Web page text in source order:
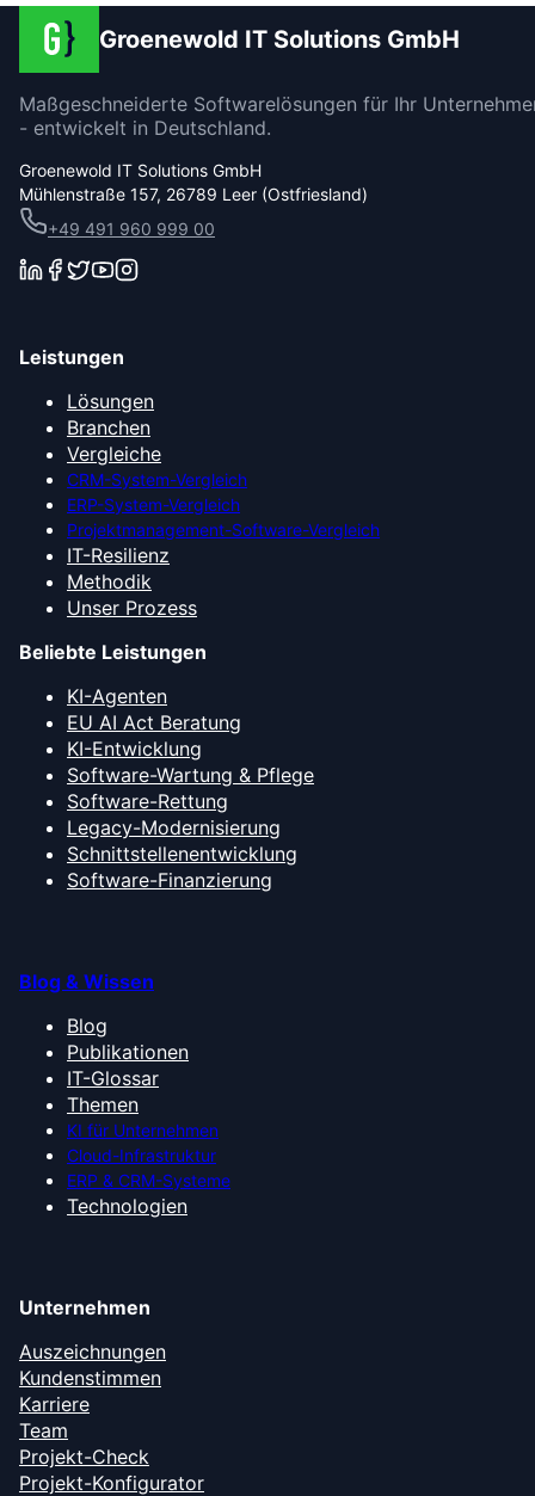
Groenewold IT Solutions GmbH
Maßgeschneiderte Softwarelösungen für Ihr
- entwickelt in Deutschland.
Groenewold IT Solutions GmbH
Mühlenstraße 157, 26789 Leer (Ostfriesland)
+49 491 960 999 00
Leistungen
Lösungen
Branchen
Vergleiche
CRM-System-Vergleich
ERP-System-Vergleich
Projektmanagement-Software-Vergleich
IT-Resilienz
Methodik
Unser Prozess
Beliebte Leistungen
KI-Agenten
EU AI Act Beratung
KI-Entwicklung
Software-Wartung & Pflege
Software-Rettung
Legacy-Modernisierung
Schnittstellenentwicklung
Software-Finanzierung
Blog & Wissen
Blog
Publikationen
IT-Glossar
Themen
KI für Unternehmen
Cloud-Infrastruktur
ERP & CRM-Systeme
Technologien
Unternehmen
Auszeichnungen
Kundenstimmen
Karriere
Team
Projekt-Check
Projekt-Konfigurator